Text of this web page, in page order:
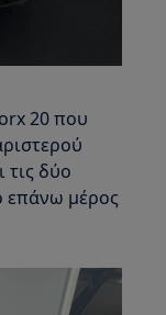
20 που
τις δύο
επάνω μέρος